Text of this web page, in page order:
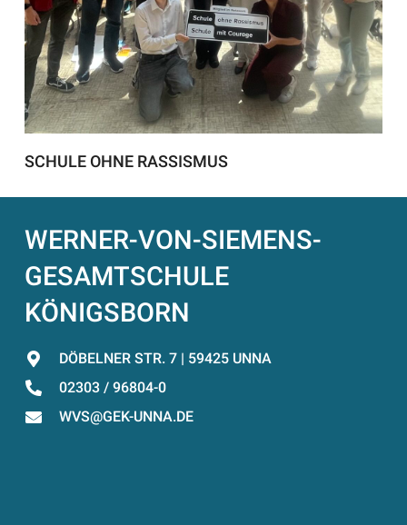
SCHULE OHNE RASSISMUS
WERNER-VON-SIEMENS-
GESAMTSCHULE
KÖNIGSBORN
DÖBELNER STR. 7 | 59425 UNNA
02303 / 96804-0
WVS@GEK-UNNA.DE